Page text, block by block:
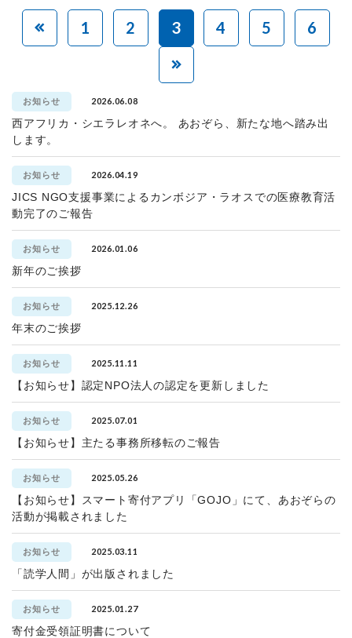
1 2 3 4 5 6
お知らせ 2026.06.08
西アフリカ・シエラレオネへ。 あおぞら、新たな地へ踏み出
します。
お知らせ 2026.04.19
JICS NGO支援事業によるカンボジア・ラオスでの医療教育活
動完了のご報告
お知らせ 2026.01.06
新年のご挨拶
お知らせ 2025.12.26
年末のご挨拶
お知らせ 2025.11.11
【お知らせ】認定NPO法人の認定を更新しました
お知らせ 2025.07.01
【お知らせ】主たる事務所移転のご報告
お知らせ 2025.05.26
【お知らせ】スマート寄付アプリ「GOJO」にて、あおぞらの
活動が掲載されました
お知らせ 2025.03.11
「読学人間」が出版されました
お知らせ 2025.01.27
寄付金受領証明書について